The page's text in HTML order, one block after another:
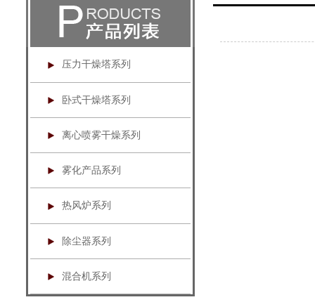
压力干燥塔系列
卧式干燥塔系列
离心喷雾干燥系列
雾化产品系列
热风炉系列
除尘器系列
混合机系列